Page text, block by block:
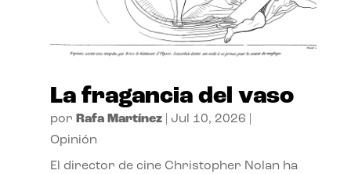
La fragancia del vaso
por Rafa Martínez| Jul 10, 2026
Opinión
El director de cine Christopher Nolan ha